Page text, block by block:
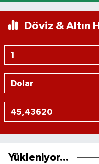
Döviz & Altın
Yükleniyor...